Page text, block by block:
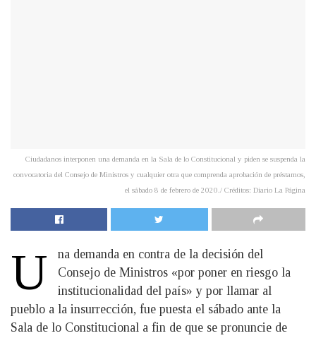
Ciudadanos interponen una demanda en la Sala de lo Constitucional y piden se suspenda la
convocatoria del Consejo de Ministros y cualquier otra que comprenda aprobación de préstamos,
el sábado 8 de febrero de 2020./ Créditos: Diario La Página
U
na demanda en contra de la decisión del
Consejo de Ministros «por poner en riesgo la
institucionalidad del país» y por llamar al
pueblo a la insurrección, fue puesta el sábado ante la
Sala de lo Constitucional a fin de que se pronuncie de